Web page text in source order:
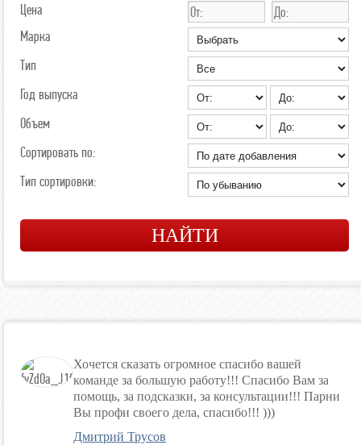
Цена
Марка
Тип
Год выпуска
Объем
Сортировать по:
Тип сортировки:
Хочется сказать огромное спасибо вашей
команде за большую работу!!! Спасибо Вам за
помощь, за подсказки, за консультации!!! Парни
Вы профи своего дела, спасибо!!! )))
Дмитрий Трусов